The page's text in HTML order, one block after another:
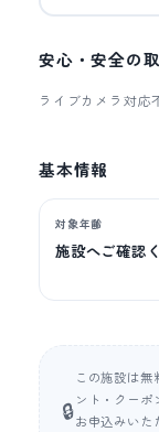
安心・安全の
ライブカメラ対応
基本情報
対象年齢
施設へご確認
🔒
この施設は無
ント・クーポ
お申込みいた